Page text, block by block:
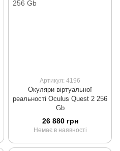
Артикул: 4196
Окуляри віртуальної
реальності Oculus Quest 2 256
Gb
26 880 грн
Немає в наявності